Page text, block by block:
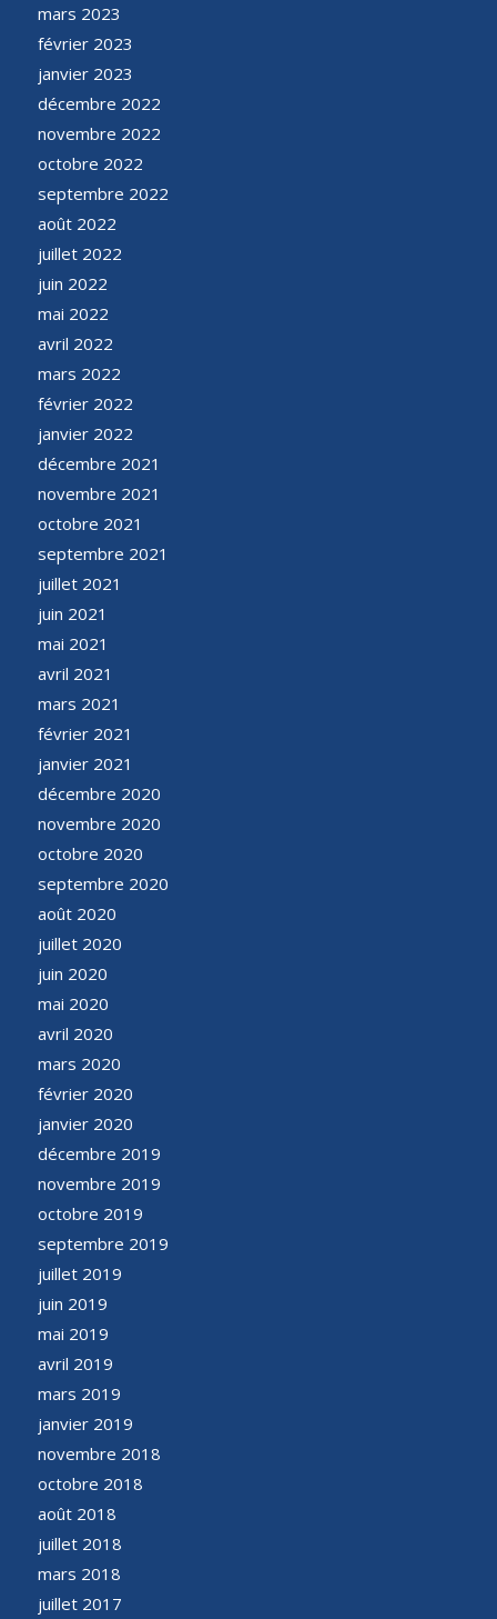
mars 2023
février 2023
janvier 2023
décembre 2022
novembre 2022
octobre 2022
septembre 2022
août 2022
juillet 2022
juin 2022
mai 2022
avril 2022
mars 2022
février 2022
janvier 2022
décembre 2021
novembre 2021
octobre 2021
septembre 2021
juillet 2021
juin 2021
mai 2021
avril 2021
mars 2021
février 2021
janvier 2021
décembre 2020
novembre 2020
octobre 2020
septembre 2020
août 2020
juillet 2020
juin 2020
mai 2020
avril 2020
mars 2020
février 2020
janvier 2020
décembre 2019
novembre 2019
octobre 2019
septembre 2019
juillet 2019
juin 2019
mai 2019
avril 2019
mars 2019
janvier 2019
novembre 2018
octobre 2018
août 2018
juillet 2018
mars 2018
juillet 2017